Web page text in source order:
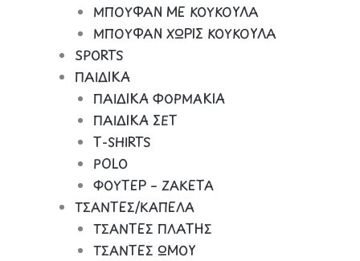
ΜΠΟΥΦΑΝ ΜΕ ΚΟΥΚΟΥΛΑ
ΜΠΟΥΦΑΝ ΧΩΡΙΣ ΚΟΥΚΟΥΛΑ
SPORTS
ΠΑΙΔΙΚΑ
ΠΑΙΔΙΚΑ ΦΟΡΜΑΚΙΑ
ΠΑΙΔΙΚΑ ΣΕΤ
Τ-SHIRTS
POLO
ΦΟΥΤΕΡ – ΖΑΚΕΤΑ
ΤΣΑΝΤΕΣ/ΚΑΠΕΛΑ
ΤΣΑΝΤΕΣ ΠΛΑΤΗΣ
ΤΣΑΝΤΕΣ ΩΜΟΥ